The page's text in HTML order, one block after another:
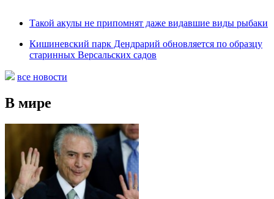
Такой акулы не припомнят даже видавшие виды рыбаки
Кишиневский парк Дендрарий обновляется по образцу
старинных Версальских садов
все новости
В мире